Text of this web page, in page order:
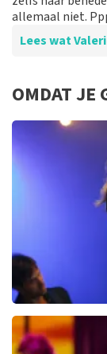
allemaal niet.
Lees wat
Beoordeling
Vlekkeloos
Gewoon goed!
OMDAT JE
Ilse